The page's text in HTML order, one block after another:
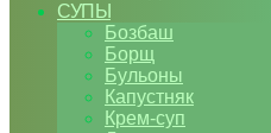
СУПЫ
Бозбаш
Борщ
Бульоны
Капустняк
Крем-суп